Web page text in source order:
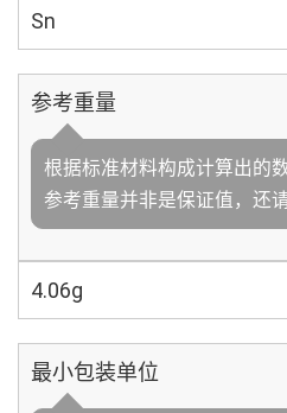
Sn
参考重量
根据标准材料构成计算出的
参考重量并非是保证值，还请
4.06g
最小包装单位